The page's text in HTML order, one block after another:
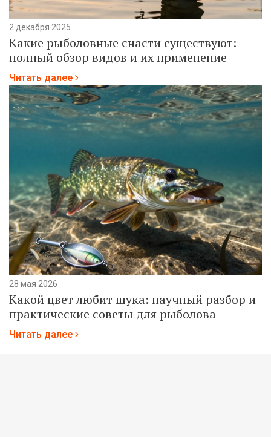
2 декабря 2025
Какие рыболовные снасти существуют:
полный обзор видов и их применение
Читать далее
28 мая 2026
Какой цвет любит щука: научный разбор и
практические советы для рыболова
Читать далее